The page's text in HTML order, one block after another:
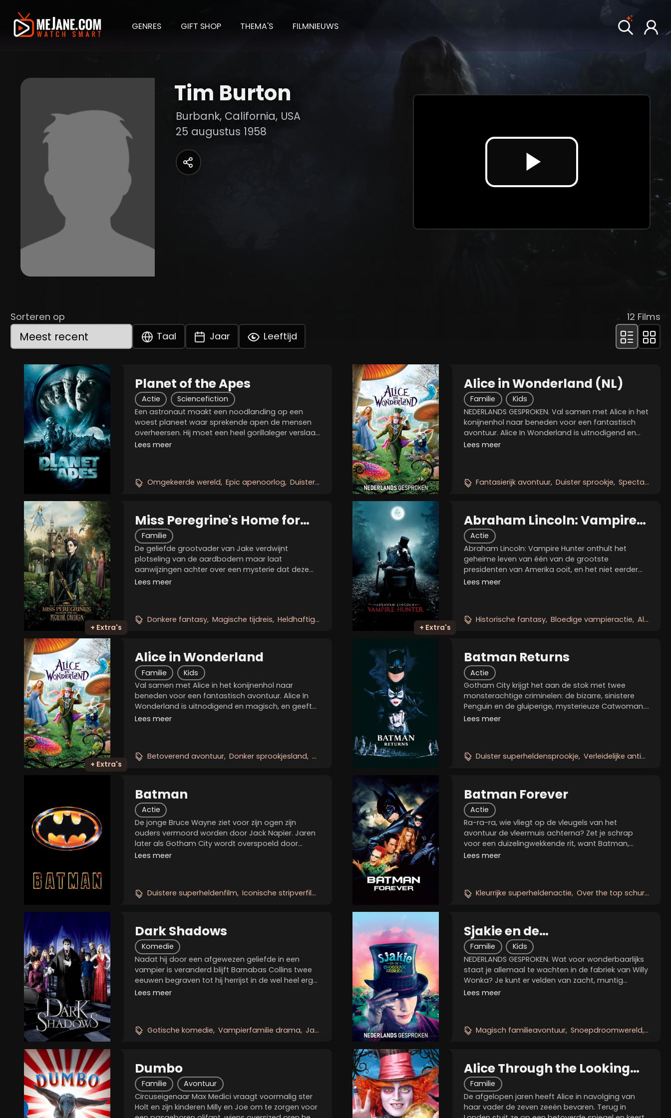
GENRES GIFT SHOP THEMA'S FILMNIEUWS
Tim Burton
Burbank, California, USA
25 augustus 1958
Video
afspelen
Sorteren op
Taal
Jaar Leeftijd
12 Films
Planet of the Apes
Actie
Sciencefiction
Een astronaut maakt een noodlanding op een
woest planeet waar sprekende apen de mensen
overheersen. Hij moet een heel gorillaleger verslaan
en een tempel zien te bereiken waarin zich de
Lees meer
Omgekeerde wereld Epic apenoorlog Duister sciencefictionavontuur
Alice in Wonderland (NL)
Familie
Kids
NEDERLANDS GESPROKEN. Val samen met Alice in het
konijnenhol naar beneden voor een fantastisch
avontuur. Alice In Wonderland is uitnodigend en
magisch, en geeft een verbeeldingsvolle nieuwe
Lees meer
Fantasierijk avontuur Duister sprookje Spectaculaire beelden
+ Extra's
Miss Peregrine's Home for
Peculiar Children
Familie
De geliefde grootvader van Jake verdwijnt
plotseling van de aardbodem maar laat
aanwijzingen achter over een mysterie dat deze
wereld en tijd overstijgt. Dankzij de aanwijzingen
Lees meer
Donkere fantasy Magische tijdreis Heldhaftige buitenstaanders
+ Extra's
Abraham Lincoln: Vampire
Hunter
Actie
Abraham Lincoln: Vampire Hunter onthult het
geheime leven van één van de grootste
presidenten van Amerika ooit, en het niet eerder
vertelde verhaal dat vorm gaf aan een hele natie.
Lees meer
Historische fantasy Bloedige vampieractie Alternatieve geschiedenis
+ Extra's
Alice in Wonderland
Familie
Kids
Val samen met Alice in het konijnenhol naar
beneden voor een fantastisch avontuur. Alice In
Wonderland is uitnodigend en magisch, en geeft
een verbeeldingsvolle nieuwe draai aan een van
Lees meer
Betoverend avontuur Donker sprookjesland Visueel spektakel
Batman Returns
Actie
Gotham City krijgt het aan de stok met twee
monsterachtige criminelen: de bizarre, sinistere
Penguin en de gluiperige, mysterieuze Catwoman.
Kan Batman twee vijanden van dit kaliber wel
Lees meer
Duister superheldensprookje Verleidelijke antihelden
Batman
Actie
De jonge Bruce Wayne ziet voor zijn ogen zijn
ouders vermoord worden door Jack Napier. Jaren
later als Gotham City wordt overspoeld door
misdaad staat er een nieuwe held op genaamd
Lees meer
Duistere superheldenfilm Iconische stripverfilming Stijlvolle misdaadstrijd
Batman Forever
Actie
Ra-ra-ra, wie vliegt op de vleugels van het
avontuur de vleermuis achterna? Zet je schrap
voor een duizelingwekkende rit, want Batman,
Two-Face, The Riddler, Dr. Chase Meridian) en
Lees meer
Kleurrijke superheldenactie Over the top schurken
Dark Shadows
Komedie
Nadat hij door een afgewezen geliefde in een
vampier is veranderd blijft Barnabas Collins twee
eeuwen begraven tot hij herrijst in de wel heel erg
veranderde wereld van 1972. Wanneer hij terugkeert
Lees meer
Gotische komedie Vampierfamilie drama Jaren 70 horror spoof
Sjakie en de
Chocoladefabriek
Familie
Kids
NEDERLANDS GESPROKEN. Wat voor wonderbaarlijks
staat je allemaal te wachten in de fabriek van Willy
Wonka? Je kunt er velden van zacht, muntig
suikergras verkennen in de Chocoladekamer...
Lees meer
Magisch familieavontuur Snoepdroomwereld
Dumbo
Familie
Avontuur
Circuseigenaar Max Medici vraagt voormalig ster
Holt en zijn kinderen Milly en Joe om te zorgen voor
Alice Through the Looking
Glass
Familie
De afgelopen jaren heeft Alice in navolging van
haar vader de zeven zeeën bevaren. Terug in